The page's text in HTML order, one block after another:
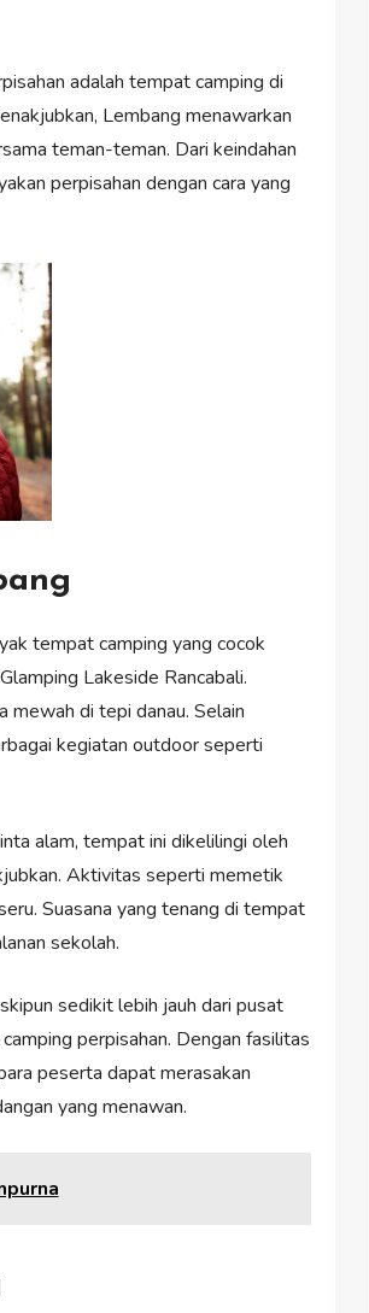
adalah tempat camping di
Lembang menawarkan
teman-teman. Dari keindahan
perpisahan dengan cara yang
tempat camping yang cocok
Lakeside Rancabali.
mewah di tepi danau. Selain
kegiatan outdoor seperti
alam, tempat ini dikelilingi oleh
Aktivitas seperti memetik
Suasana yang tenang di tempat
sekolah.
sedikit lebih jauh dari pusat
perpisahan. Dengan fasilitas
peserta dapat merasakan
yang menawan.